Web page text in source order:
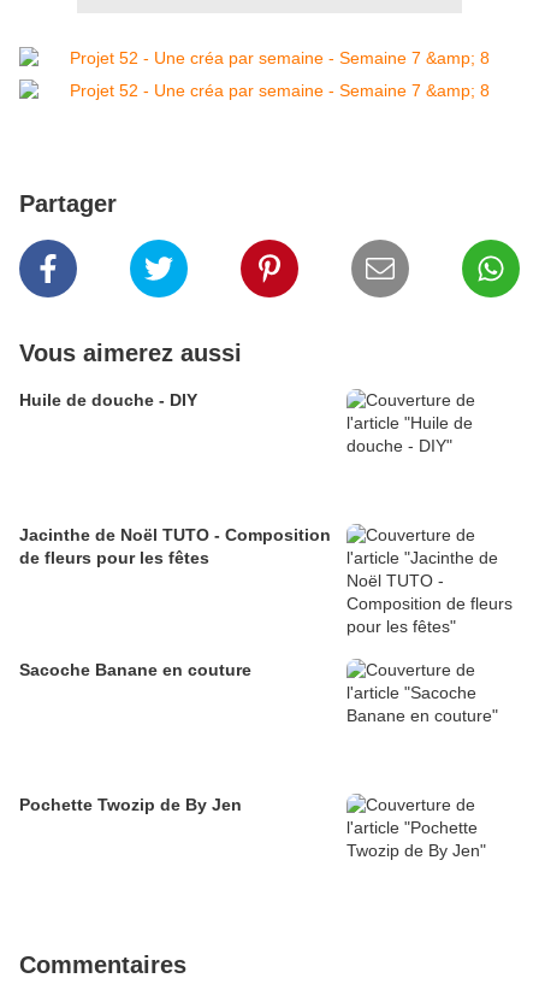
Partager
Vous aimerez aussi
Huile de douche - DIY
Jacinthe de Noël TUTO - Composition
de fleurs pour les fêtes
Sacoche Banane en couture
Pochette Twozip de By Jen
Commentaires